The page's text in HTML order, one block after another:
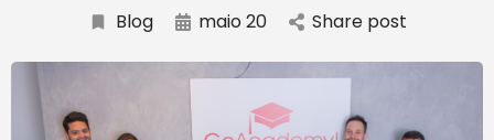
Blog maio 20 Share post